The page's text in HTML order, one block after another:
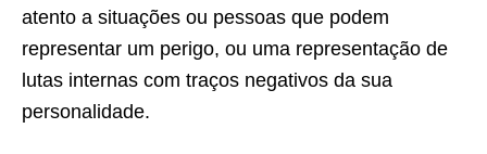
atento a situações ou pessoas que podem
representar um perigo, ou uma representação de
lutas internas com traços negativos da sua
personalidade.